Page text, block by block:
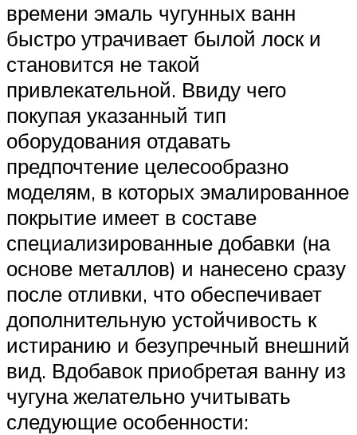
времени эмаль чугунных ванн
быстро утрачивает былой лоск и
становится не такой
привлекательной. Ввиду чего
покупая указанный тип
оборудования отдавать
предпочтение целесообразно
моделям, в которых эмалированное
покрытие имеет в составе
специализированные добавки (на
основе металлов) и нанесено сразу
после отливки, что обеспечивает
дополнительную устойчивость к
истиранию и безупречный внешний
вид. Вдобавок приобретая ванну из
чугуна желательно учитывать
следующие особенности: